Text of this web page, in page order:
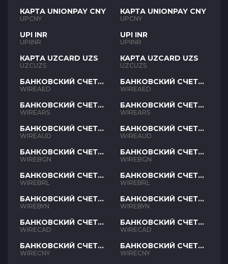
КАРТА UNIONPAY CNY
UPCNY
UPI INR
UPIINR
КАРТА UZCARD UZS
UZCUZS
БАНКОВСКИЙ СЧЕТ
AED
WIREAED
БАНКОВСКИЙ СЧЕТ
ARS
WIREARS
БАНКОВСКИЙ СЧЕТ
AUD
WIREAUD
БАНКОВСКИЙ СЧЕТ
BGN
WIREBGN
БАНКОВСКИЙ СЧЕТ
BRL
WIREBRL
БАНКОВСКИЙ СЧЕТ
BYN
WIREBYN
БАНКОВСКИЙ СЧЕТ
CAD
WIRECAD
БАНКОВСКИЙ СЧЕТ
CNY
WIRECNY
КАРТА UNIONPAY CNY
UPCNY
UPI INR
UPIINR
КАРТА UZCARD UZS
UZCUZS
БАНКОВСКИЙ СЧЕТ
AED
WIREAED
БАНКОВСКИЙ СЧЕТ
ARS
WIREARS
БАНКОВСКИЙ СЧЕТ
AUD
WIREAUD
БАНКОВСКИЙ СЧЕТ
BGN
WIREBGN
БАНКОВСКИЙ СЧЕТ
BRL
WIREBRL
БАНКОВСКИЙ СЧЕТ
BYN
WIREBYN
БАНКОВСКИЙ СЧЕТ
CAD
WIRECAD
БАНКОВСКИЙ СЧЕТ
CNY
WIRECNY